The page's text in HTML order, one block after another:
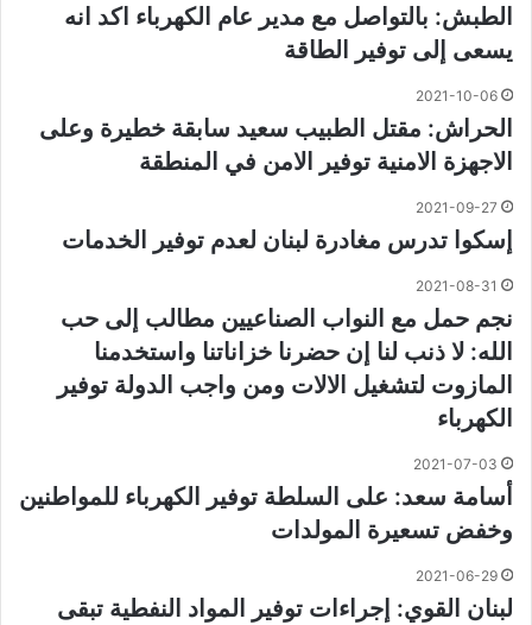
الطبش: بالتواصل مع مدير عام الكهرباء اكد انه
يسعى إلى توفير الطاقة
2021-10-06
الحراش: مقتل الطبيب سعيد سابقة خطيرة وعلى
الاجهزة الامنية توفير الامن في المنطقة
2021-09-27
إسكوا تدرس مغادرة لبنان لعدم توفير الخدمات
2021-08-31
نجم حمل مع النواب الصناعيين مطالب إلى حب
الله: لا ذنب لنا إن حضرنا خزاناتنا واستخدمنا
المازوت لتشغيل الالات ومن واجب الدولة توفير
الكهرباء
2021-07-03
أسامة سعد: على السلطة توفير الكهرباء للمواطنين
وخفض تسعيرة المولدات
2021-06-29
لبنان القوي: إجراءات توفير المواد النفطية تبقى